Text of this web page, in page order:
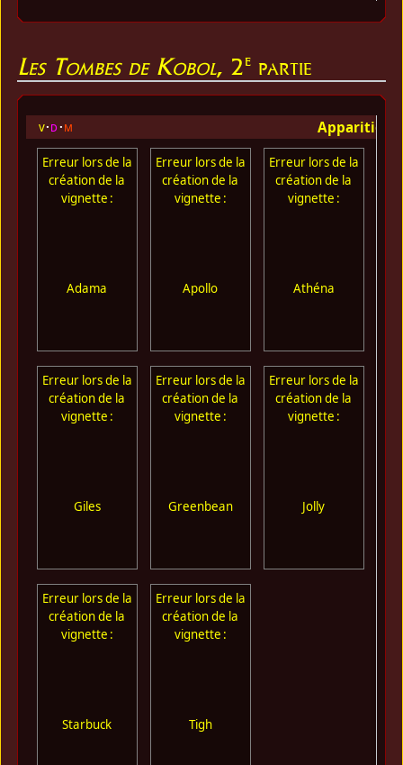
Les Tombes de Kobol, 2e partie
v d m Apparition
Erreur lors de la
création de la
vignette :
Adama
Erreur lors de la
création de la
vignette :
Apollo
Erreur lors de la
création de la
vignette :
Athéna
Erreur lors de la
création de la
vignette :
Giles
Erreur lors de la
création de la
vignette :
Greenbean
Erreur lors de la
création de la
vignette :
Jolly
Erreur lors de la
création de la
vignette :
Starbuck
Erreur lors de la
création de la
vignette :
Tigh